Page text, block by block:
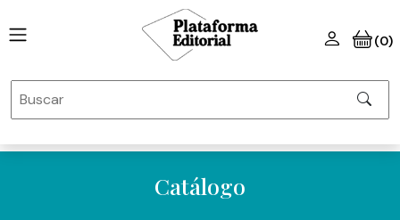
(0)
Catálogo